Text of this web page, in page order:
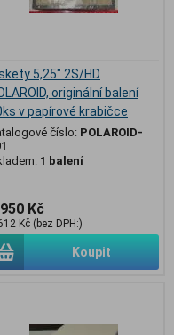
5,25" 2S/HD
originální balení
v papírové krabičce
číslo: POLAROID-
1 balení
Kč
Kč (bez DPH:)
Koupit